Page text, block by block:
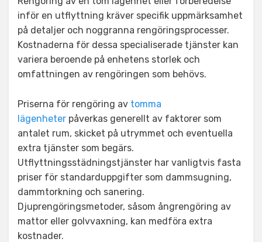
inför en utflyttning kräver specifik uppmärksamhet
på detaljer och noggranna rengöringsprocesser.
Kostnaderna för dessa specialiserade tjänster kan
variera beroende på enhetens storlek och
omfattningen av rengöringen som behövs.
Priserna för rengöring av tomma
lägenheter påverkas generellt av faktorer som
antalet rum, skicket på utrymmet och eventuella
extra tjänster som begärs.
Utflyttningsstädningstjänster har vanligtvis fasta
priser för standarduppgifter som dammsugning,
dammtorkning och sanering.
Djuprengöringsmetoder, såsom ångrengöring av
mattor eller golvvaxning, kan medföra extra
kostnader.